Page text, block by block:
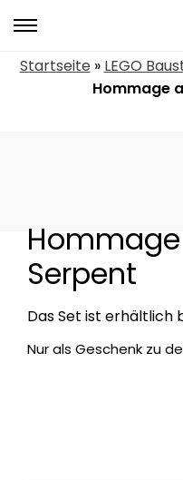
Menu
Startseite» LEGO
Hommage
Serpent
Nur als Geschenk zu